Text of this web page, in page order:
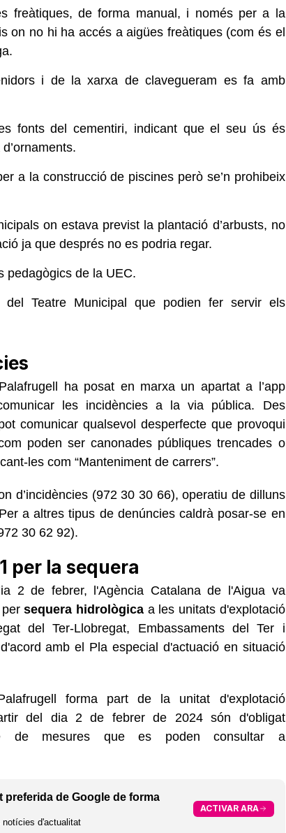
freàtiques, de forma manual, i només per a la
on no hi ha accés a aigües freàtiques (com és el
i de la xarxa de clavegueram es fa amb
fonts del cementiri, indicant que el seu ús és
a la construcció de piscines però se’n prohibeix
on estava previst la plantació d’arbusts, no
ja que després no es podria regar.
pedagògics de la UEC.
del Teatre Municipal que podien fer servir els
ha posat en marxa un apartat a l’app
les incidències a la via pública. Des
comunicar qualsevol desperfecte que provoqui
poden ser canonades públiques trencades o
les com “Manteniment de carrers”.
d’incidències (972 30 30 66), operatiu de dilluns
a altres tipus de denúncies caldrà posar-se en
30 62 92).
per la sequera
2 de febrer, l'Agència Catalana de l'Aigua va
persequera hidrològicaa les unitats d'explotació
del Ter-Llobregat, Embassaments del Ter i
amb el Pla especial d'actuació en situació
forma part de la unitat d'explotació
del dia 2 de febrer de 2024 són d'obligat
de mesures que es poden consultar a
preferida de Google de forma
d'actualitat
ACTIVAR ARA